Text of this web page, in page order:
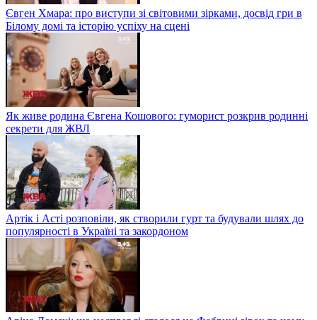
Євген Хмара: про виступи зі світовими зірками, досвід гри в
Білому домі та історію успіху на сцені
Як живе родина Євгена Кошового: гуморист розкрив родинні
секрети для ЖВЛ
Артік і Асті розповіли, як створили гурт та будували шлях до
популярності в Україні та закордоном